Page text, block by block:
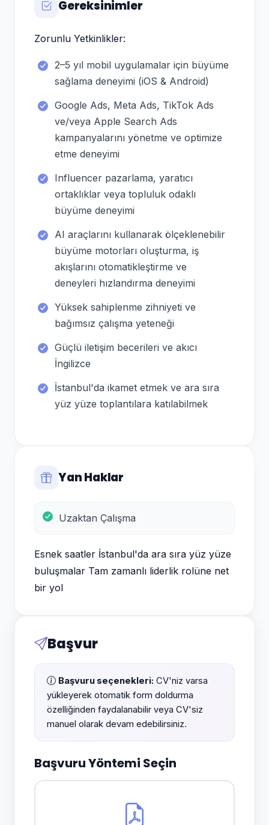
Gereksinimler
Zorunlu Yetkinlikler:
2–5 yıl mobil uygulamalar için büyüme
sağlama deneyimi (iOS & Android)
Google Ads, Meta Ads, TikTok Ads
ve/veya Apple Search Ads
kampanyalarını yönetme ve optimize
etme deneyimi
Influencer pazarlama, yaratıcı
ortaklıklar veya topluluk odaklı
büyüme deneyimi
AI araçlarını kullanarak ölçeklenebilir
büyüme motorları oluşturma, iş
akışlarını otomatikleştirme ve
deneyleri hızlandırma deneyimi
Yüksek sahiplenme zihniyeti ve
bağımsız çalışma yeteneği
Güçlü iletişim becerileri ve akıcı
İngilizce
İstanbul'da ikamet etmek ve ara sıra
yüz yüze toplantılara katılabilmek
Yan Haklar
Uzaktan Çalışma
Esnek saatler İstanbul'da ara sıra yüz yüze
buluşmalar Tam zamanlı liderlik rolüne net
bir yol
Başvur
Başvuru seçenekleri: CV'niz varsa
yükleyerek otomatik form doldurma
özelliğinden faydalanabilir veya CV'siz
manuel olarak devam edebilirsiniz.
Başvuru Yöntemi Seçin